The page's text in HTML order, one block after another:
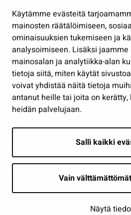
Käytämme evästeitä
mainosten räätälöimiseen,
ominaisuuksien tukemiseen ja
analysoimiseen. Lisäksi
mainosalan ja analytiikka-alan
tietoja siitä, miten käytät
voivat yhdistää näitä tietoja
antanut heille tai joita on
heidän palvelujaan.
Salli kaikki
Vain
Näytä
Työ ja yrittäminen
Osallistu ja asioi
Näytä omat evästeasetukseni
Seuraa meitä